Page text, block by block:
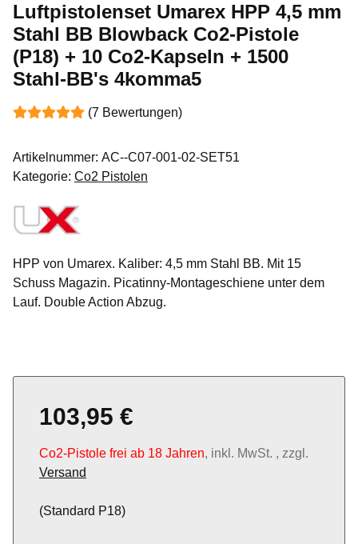
Luftpistolenset Umarex HPP 4,5 mm
Stahl BB Blowback Co2-Pistole
(P18) + 10 Co2-Kapseln + 1500
Stahl-BB's 4komma5
(7 Bewertungen)
Artikelnummer: AC--C07-001-02-SET51
Kategorie: Co2 Pistolen
HPP von Umarex. Kaliber: 4,5 mm Stahl BB. Mit 15
Schuss Magazin. Picatinny-Montageschiene unter dem
Lauf. Double Action Abzug.
103,95 €
Co2-Pistole frei ab 18 Jahren, inkl. MwSt. , zzgl.
Versand
(Standard P18)